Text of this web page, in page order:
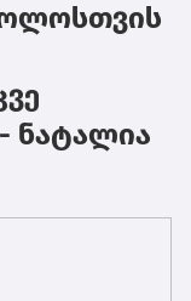
ნატალია